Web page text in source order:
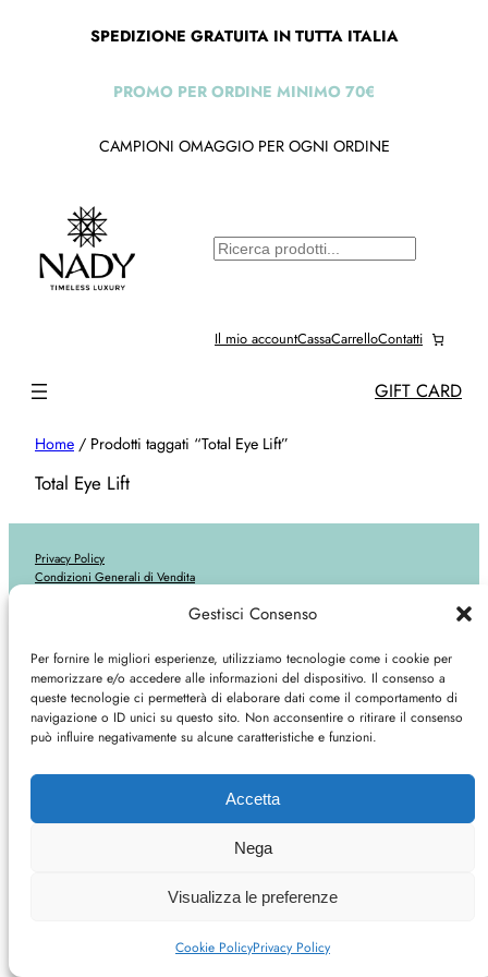
Gestisci Consenso
Per fornire le migliori esperienze, utilizziamo tecnologie come i cookie per
memorizzare e/o accedere alle informazioni del dispositivo. Il consenso a
queste tecnologie ci permetterà di elaborare dati come il comportamento di
navigazione o ID unici su questo sito. Non acconsentire o ritirare il consenso
può influire negativamente su alcune caratteristiche e funzioni.
Accetta
Nega
Visualizza le preferenze
Cookie PolicyPrivacy Policy
SPEDIZIONE GRATUITA IN TUTTA ITALIA
PROMO PER ORDINE MINIMO 70€
CAMPIONI OMAGGIO PER OGNI ORDINE
C
cIl mio accountCassaCarrelloContatti
GIFT CARD
Home / Prodotti taggati “Total Eye Lift”
Total Eye Lift
Privacy Policy
Condizioni Generali di Vendita
Cassa
Carrello
Contatti
© 2023 Nady Shop | Nady s.r.l. Via XXIV Maggio 31-33, 89029 Taurianova (RC) |